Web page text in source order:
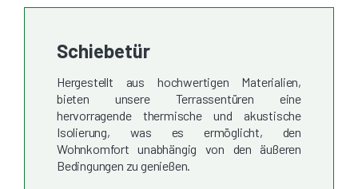
Schiebetür
Hergestellt aus hochwertigen Materialien,
bieten unsere Terrassentüren eine
hervorragende thermische und akustische
Isolierung, was es ermöglicht, den
Wohnkomfort unabhängig von den äußeren
Bedingungen zu genießen.